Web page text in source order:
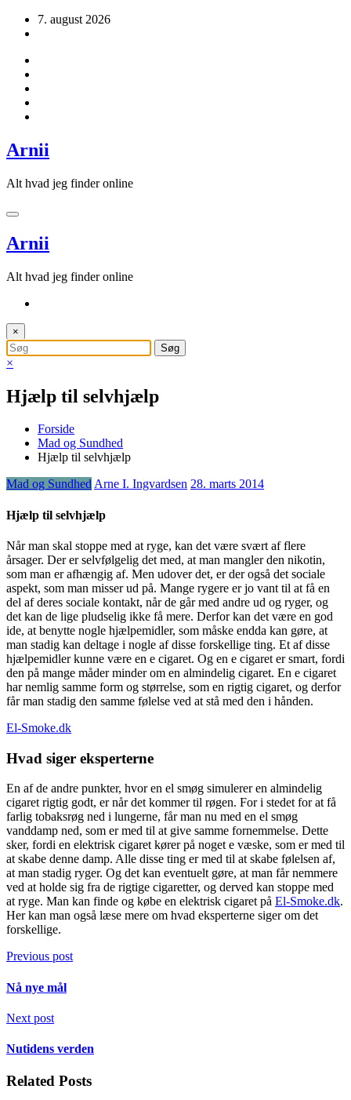
Videre 7. august 2026
Arnii
Alt hvad jeg finder online
Arnii
Alt hvad jeg finder online
×
×
Hjælp til selvhjælp
Forside
Mad og Sundhed
Hjælp til selvhjælp
Mad og SundhedArne I. Ingvardsen 28. marts 2014
Hjælp til selvhjælp
Når man skal stoppe med at ryge, kan det være svært af flere
årsager. Der er selvfølgelig det med, at man mangler den nikotin,
som man er afhængig af. Men udover det, er der også det sociale
aspekt, som man misser ud på. Mange rygere er jo vant til at få en
del af deres sociale kontakt, når de går med andre ud og ryger, og
det kan de lige pludselig ikke få mere. Derfor kan det være en god
ide, at benytte nogle hjælpemidler, som måske endda kan gøre, at
man stadig kan deltage i nogle af disse forskellige ting. Et af disse
hjælpemidler kunne være en e cigaret. Og en e cigaret er smart, fordi
den på mange måder minder om en almindelig cigaret. En e cigaret
har nemlig samme form og størrelse, som en rigtig cigaret, og derfor
får man stadig den samme følelse ved at stå med den i hånden.
El-Smoke.dk
Hvad siger eksperterne
En af de andre punkter, hvor en el smøg simulerer en almindelig
cigaret rigtig godt, er når det kommer til røgen. For i stedet for at få
farlig tobaksrøg ned i lungerne, får man nu med en el smøg
vanddamp ned, som er med til at give samme fornemmelse. Dette
sker, fordi en elektrisk cigaret kører på noget e væske, som er med til
at skabe denne damp. Alle disse ting er med til at skabe følelsen af,
at man stadig ryger. Og det kan eventuelt gøre, at man får nemmere
ved at holde sig fra de rigtige cigaretter, og derved kan stoppe med
at ryge. Man kan finde og købe en elektrisk cigaret på El-Smoke.dk.
Her kan man også læse mere om hvad eksperterne siger om det
forskellige.
Previous post
Nå nye mål
Next post
Nutidens verden
Related Posts